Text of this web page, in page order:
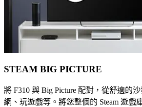
STEAM BIG PICTURE
將 F310 與 Big Picture 配對，從舒適的
網、玩遊戲等。將您整個的 Steam 遊戲